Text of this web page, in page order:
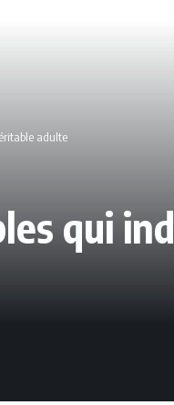
adulte
qui